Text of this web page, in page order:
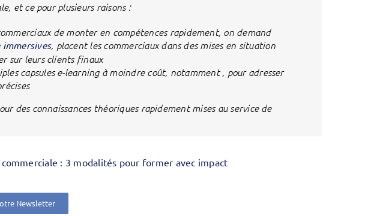
et ce pour plusieurs raisons :
de monter en compétences rapidement, on demand
, placent les commerciaux dans des mises en situation
sur leurs clients finaux
capsules e-learning à moindre coût, notamment , pour adresser
des connaissances théoriques rapidement mises au service de
: 3 modalités pour former avec impact
Newsletter